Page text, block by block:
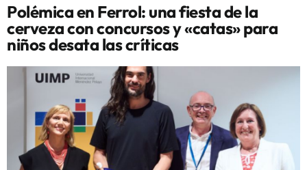
Polémica en Ferrol: una fiesta de la
cerveza con concursos y «catas» para
niños desata las críticas